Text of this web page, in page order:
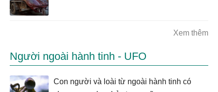
Xem thêm
Người ngoài hành tinh - UFO
Con người và loài từ ngoài hành tinh có